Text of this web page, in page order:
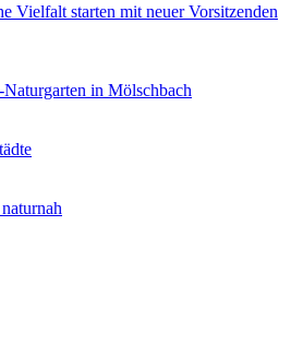
Vielfalt starten mit neuer Vorsitzenden
in Mölschbach